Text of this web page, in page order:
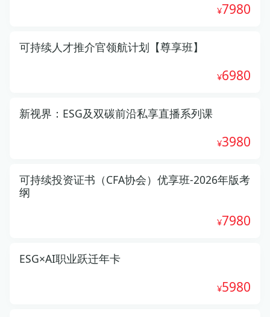
7980
可持续人才推介官领航计划【尊享班】
6980
新视界：ESG及双碳前沿私享直播系列课
3980
可持续投资证书（CFA协会）优享班-2026年版考
纲
7980
ESG×AI职业跃迁年卡
5980